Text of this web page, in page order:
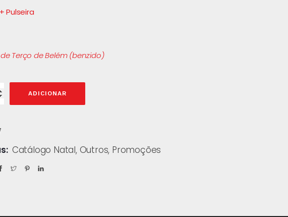
Pulseira
Terço de Belém (benzido)
ADICIONAR
Catálogo Natal, Outros, Promoções